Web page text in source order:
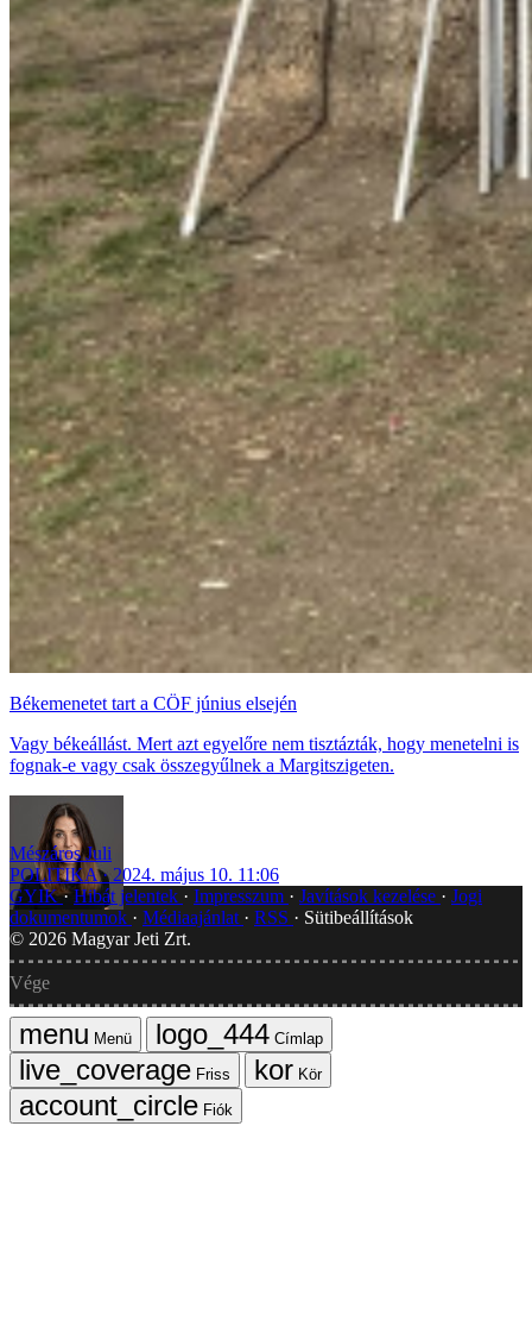
Békemenetet tart a CÖF június elsején
Vagy békeállást. Mert azt egyelőre nem tisztázták, hogy menetelni is
fognak-e vagy csak összegyűlnek a Margitszigeten.
Mészáros Juli
POLITIKA
2024. május 10. 11:06
GYIK Hibát jelentek Impresszum Javítások kezelése
Jogi
dokumentumok
Médiaajánlat RSS
Sütibeállítások
© 2026 Magyar Jeti Zrt.
Vége
Menü
Címlap
Friss
Kör
Fiók